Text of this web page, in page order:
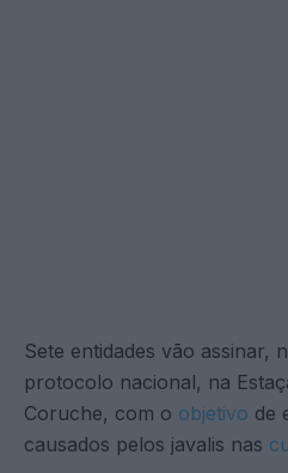
Sete entidades vão assinar,
protocolo nacional, na
Coruche, com o objetivo de
causados pelos javalis nas